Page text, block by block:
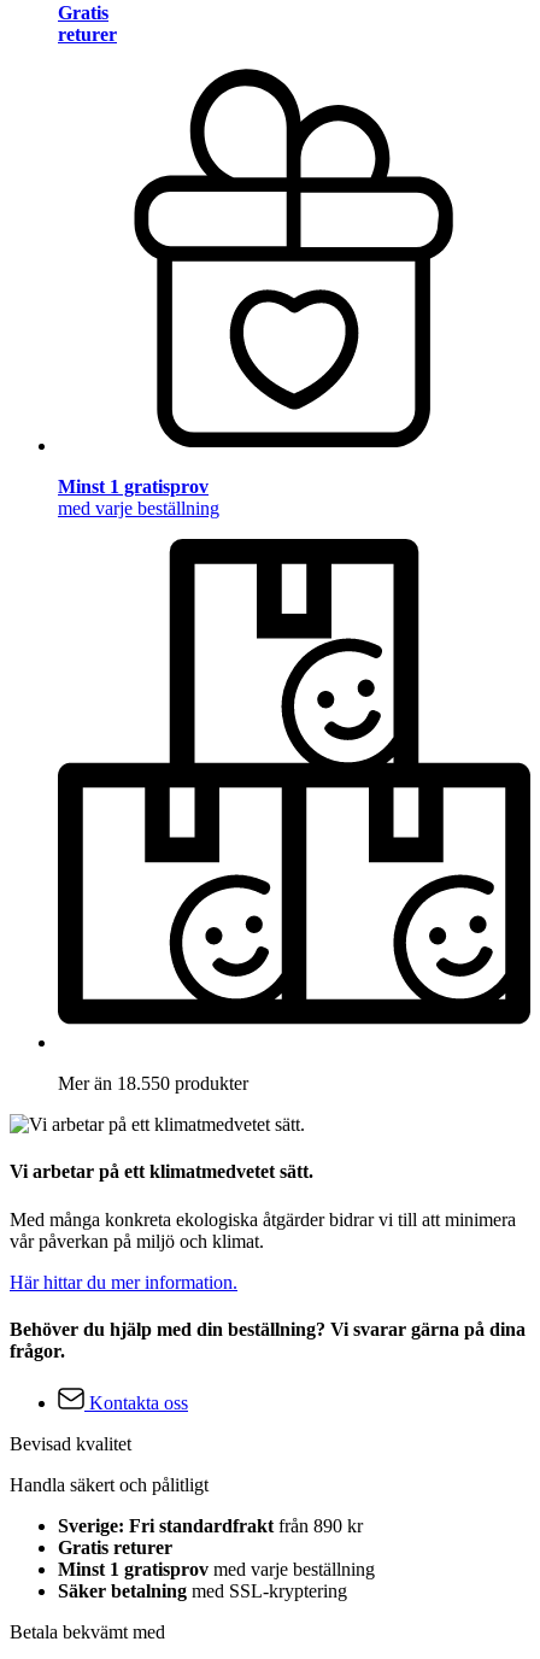
Gratis
returer
Minst 1 gratisprov
med varje beställning
Mer än 18.550 produkter
Vi arbetar på ett klimatmedvetet sätt.
Med många konkreta ekologiska åtgärder bidrar vi till att minimera
vår påverkan på miljö och klimat.
Här hittar du mer information.
Behöver du hjälp med din beställning? Vi svarar gärna på dina
frågor.
Kontakta oss
Bevisad kvalitet
Handla säkert och pålitligt
Sverige: Fri standardfrakt från 890 kr
Gratis returer
Minst 1 gratisprov med varje beställning
Säker betalning med SSL-kryptering
Betala bekvämt med